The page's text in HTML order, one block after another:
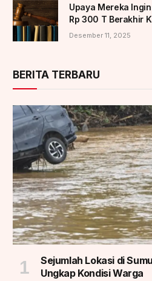
Upaya Mereka
Rp 300 T Berakhir
Desember 11, 2025
BERITA TERBARU
Sejumlah Lokasi di
Ungkap Kondisi Warga